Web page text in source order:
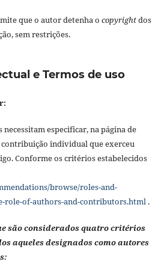
que o autor detenha o copyrightdos
sem restrições.
e Termos de uso
especificar, na página de
individual que exerceu
Conforme os critérios estabelecidos
browse/roles-and-
role-of-authors-and-contributors.html.
são considerados quatro critérios
aqueles designados como autores